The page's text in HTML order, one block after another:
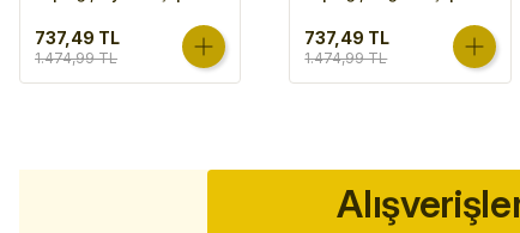
Kabartmalı, Bordo-Yeşil -
60x3x80 cm
737,49 TL
1.474,99 TL
Kabartmalı, Somon-
Kahverengi - 60x3x80 cm
737,49 TL
1.474,99 TL